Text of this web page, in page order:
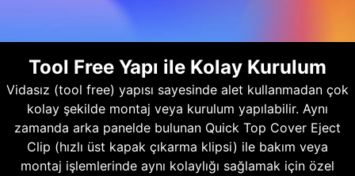
Tool Free Yapı ile Kolay Kurulum
Vidasız (tool free) yapısı sayesinde alet kullanmadan çok
kolay şekilde montaj veya kurulum yapılabilir. Aynı
zamanda arka panelde bulunan Quick Top Cover Eject
Clip (hızlı üst kapak çıkarma klipsi) ile bakım veya
montaj işlemlerinde aynı kolaylığı sağlamak için özel